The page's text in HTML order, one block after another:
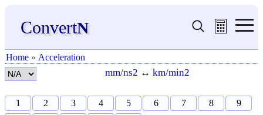
ConvertN
Home » Acceleration
mm/ns2 ↔ km/min2
1 2 3 4 5 6 7 8
9